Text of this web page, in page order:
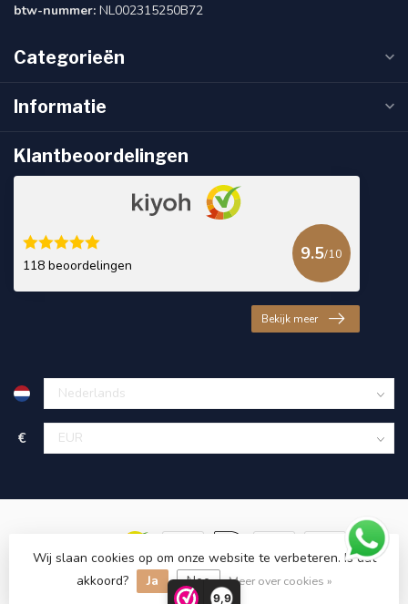
9,9
btw-nummer: NL002315250B72
Categorieën
Informatie
Klantbeoordelingen
118 beoordelingen
9.5/10
Bekijk meer
€
© Copyright 2026 KING Microschroeven
Wij slaan cookies op om onze website te verbeteren. Is dat
akkoord?
Ja Nee Meer over cookies »